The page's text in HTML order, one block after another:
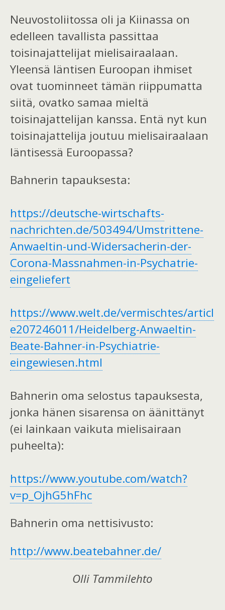
Neuvostoliitossa oli ja Kiinassa on
edelleen tavallista passittaa
toisinajattelijat mielisairaalaan.
Yleensä läntisen Euroopan ihmiset
ovat tuominneet tämän riippumatta
siitä, ovatko samaa mieltä
toisinajattelijan kanssa. Entä nyt kun
toisinajattelija joutuu mielisairaalaan
läntisessä Euroopassa?
Bahnerin tapauksesta:
https://deutsche-wirtschafts-
nachrichten.de/503494/Umstrittene-
Anwaeltin-und-Widersacherin-der-
Corona-Massnahmen-in-Psychatrie-
eingeliefert
https://www.welt.de/vermischtes/articl
e207246011/Heidelberg-Anwaeltin-
Beate-Bahner-in-Psychiatrie-
eingewiesen.html
Bahnerin oma selostus tapauksesta,
jonka hänen sisarensa on äänittänyt
(ei lainkaan vaikuta mielisairaan
puheelta):
https://www.youtube.com/watch?
v=p_OjhG5hFhc
Bahnerin oma nettisivusto:
http://www.beatebahner.de/
Olli Tammilehto